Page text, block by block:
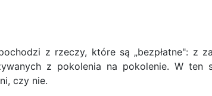
z rzeczy, które są „bezpłatne": z
z pokolenia na pokolenie. W
czy nie.